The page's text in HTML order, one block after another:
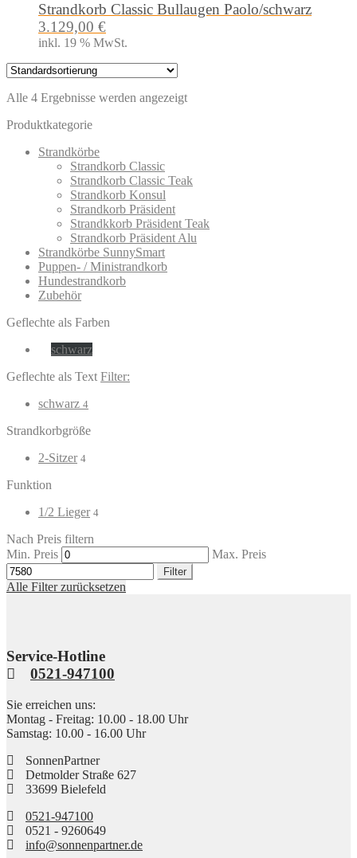
Strandkorb Classic Bullaugen Paolo/schwarz
3.129,00 €
inkl. 19 % MwSt.
Alle 4 Ergebnisse werden angezeigt
Produktkategorie
Strandkörbe
Strandkorb Classic
Strandkorb Classic Teak
Strandkorb Konsul
Strandkorb Präsident
Strandkkorb Präsident Teak
Strandkorb Präsident Alu
Strandkörbe SunnySmart
Puppen- / Ministrandkorb
Hundestrandkorb
Zubehör
Geflechte als Farben
schwarz
Geflechte als Text Filter:
schwarz 4
Strandkorbgröße
2-Sitzer 4
Funktion
1/2 Lieger 4
Nach Preis filtern
Min. Preis
Max. Preis
Filter
Alle Filter zurücksetzen
Service-Hotline
0521-947100
Sie erreichen uns:
Montag - Freitag: 10.00 - 18.00 Uhr
Samstag: 10.00 - 16.00 Uhr
SonnenPartner
Detmolder Straße 627
33699 Bielefeld
0521-947100
0521 - 9260649
info@sonnenpartner.de